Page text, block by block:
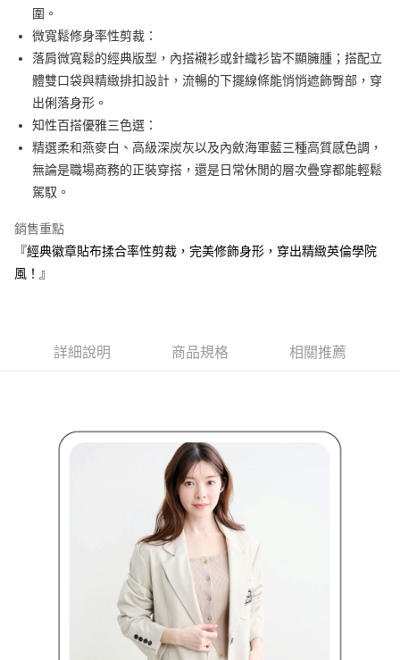
【大哥付你分期使用說明】
1.本服務由台灣大哥大提供，台灣大哥大用戶可立即使用無須另外申請。
2.付款方式選擇「大哥付你分期」，訂單成立後會自動跳轉到大哥付的交易
流程，驗證手機門號後，選擇欲分期的期數、繳款截止日，確認付款後即完
成交易。
3.實際核准額度、可分期數及費用金額請依後續交易確認頁面所載為準。
4.訂單成立30分鐘內，如未前往確認交易或遇審核未通過，訂單將自動取
消。如遇「轉專審核」未通過狀況，表示未達大哥付你分期系統評分，恕無
【繳款方式說明】
1.分期款項不併入電信帳單，「大哥付你分期」於每月結算日後寄送繳費提
醒簡訊。
2.透過簡訊連結打開帳單後，可選擇「超商條碼／台灣大直營門市／銀行轉
【注意事項】
用戶於交易時，得透過本服務購買商品或服務，並由商店將買賣／分期付款
由本公司與您本人進行分期帳單所需資料之確認、核對及更正。
3.完整用戶服務條款，請詳閱以下連結：https://oppay.tw/userRule
AFTEE先享後付
相關說明
【關於「AFTEE先享後付」】
AFTEE先享後付是「在收到商品之後才付款」的支付方式。 讓您購物簡單
便利好安心！
１．簡單：不需註冊會員、不需綁卡、不需儲值。
２．便利：只要手機號碼，簡訊認證，即可結帳。
３．安心：先確認商品／服務後，再付款。
【「AFTEE先享後付」結帳流程】
１．於結帳方式選擇「AFTEE先享後付」後，將跳轉至「AFTEE先享後付」
２．訂單成立數日內，您將收到繳費通知簡訊。
ATM／網路銀行／等多元方式進行付款，方視為交易完成。
※ 請注意：結帳手續完成當下不需立刻繳費，但若您需要取消訂單，請聯絡
客戶支援中心」 https://netprotections.freshdesk.com/support/home
權轉讓予恩沛科技股份有限公司。
２．關於個人資料處理事宜，請瀏覽以下網址：
３．未成年的使用者請事先徵得法定代理人或監護人之同意方可使用
「AFTEE先享後付」，若未經同意申辦者引起之損失，本公司不負相關責
４．使用「AFTEE先享後付」時，將依據個別帳號之用戶狀況，依本公司即
時審查核予不同之上限額度；若仍有額度不足之情形，本公司將視審查結果
請求用戶進行身份認證。
５．嚴禁一人註冊多個帳號或使用他人資訊註冊。若發現惡意使用之情形，
恩沛科技股份有限公司將有權停止該用戶之使用額度並採取法律行動。
ATM付款
運送方式
全家取貨付款
免運費
免運費
付款後7-11取貨
圍。
微寬鬆修身率性剪裁：
落肩微寬鬆的經典版型，內搭襯衫或針織衫皆不顯臃腫；搭配立
體雙口袋與精緻排扣設計，流暢的下擺線條能悄悄遮飾臀部，穿
出俐落身形。
知性百搭優雅三色選：
精選柔和燕麥白、高級深炭灰以及內斂海軍藍三種高質感色調，
無論是職場商務的正裝穿搭，還是日常休閒的層次疊穿都能輕鬆
駕馭。
銷售重點
『經典徽章貼布揉合率性剪裁，完美修飾身形，穿出精緻英倫學院
風！』
詳細說明 商品規格 相關推薦